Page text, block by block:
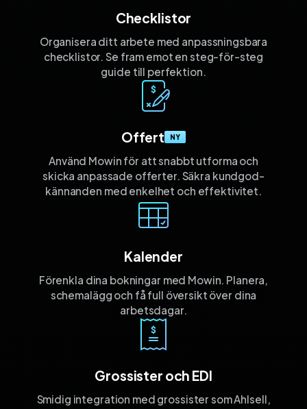
Checklistor
Organisera ditt arbete med anpassnings­bara
checklistor. Se fram emot en steg-för-steg
guide till perfektion.
Offert NY
Använd Mowin för att snabbt utforma och
skicka anpassade offerter. Säkra kund­god­
kännanden med enkelhet och effektivitet.
Kalender
Förenkla dina bokningar med Mowin. Planera,
schemalägg och få full översikt över dina
arbetsdagar.
Grossister och EDI
Smidig integration med grossister som Ahlsell,